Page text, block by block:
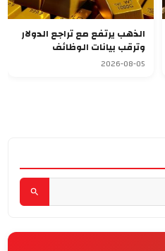
الذهب يرتفع مع تراجع الدولار
وترقب بيانات الوظائف
الأميركية
2026-08-05